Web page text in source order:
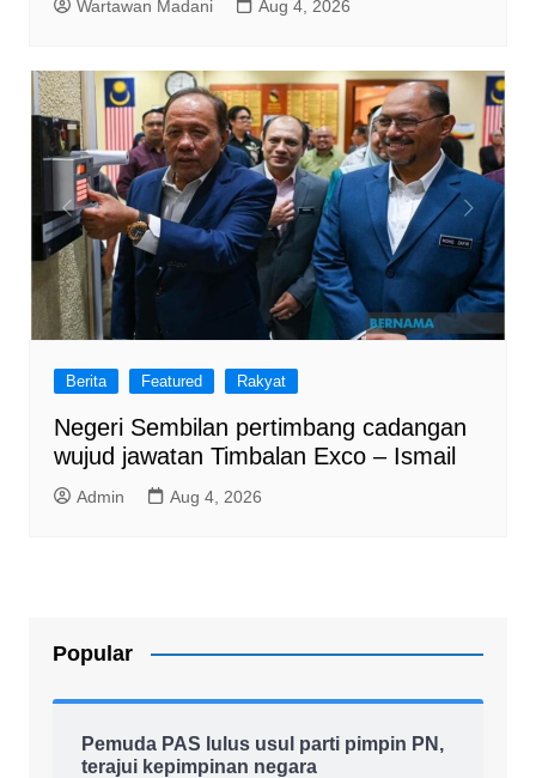
Wartawan Madani Aug 4, 2026
Berita Featured Rakyat
Negeri Sembilan pertimbang cadangan
wujud jawatan Timbalan Exco – Ismail
Admin Aug 4, 2026
Popular
Pemuda PAS lulus usul parti pimpin PN,
terajui kepimpinan negara